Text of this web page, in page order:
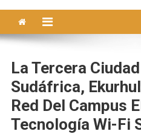
La Tercera
Sudáfrica,
Red Del Campus
Tecnología Wi-Fi